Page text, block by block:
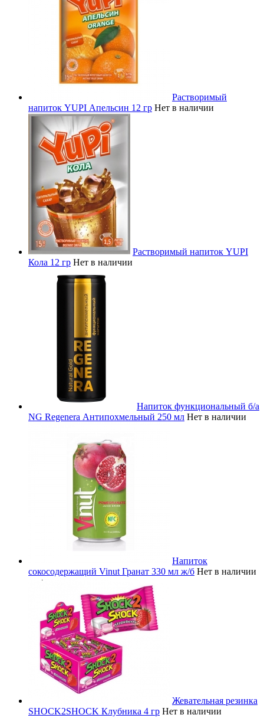
Растворимый
напиток YUPI Апельсин 12 гр Нет в наличии
Растворимый напиток YUPI
Кола 12 гр Нет в наличии
Напиток функциональный б/а
NG Regenera Антипохмельный 250 мл Нет в наличии
Напиток
сокосодержащий Vinut Гранат 330 мл ж/б Нет в наличии
Жевательная резинка
SHOCK2SHOCK Клубника 4 гр Нет в наличии